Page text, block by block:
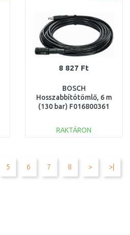
8 827 Ft
BOSCH
Hosszabbítótömlő, 6 m
(130 bar) F016800361
RAKTÁRON
Összehasonlítás
5 6 7 8 > >|